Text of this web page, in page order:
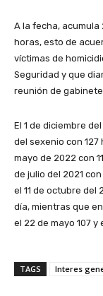
A la fecha, acumula
horas, esto de
víctimas de
Seguridad y que
reunión de
El 1 de diciembre
del sexenio con
mayo de 2022 con
de julio del 2021
el 11 de octubre del
día, mientras que
el 22 de mayo 107 y
TAGS Interes